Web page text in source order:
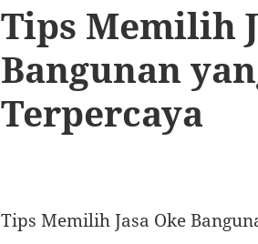
Tips Memilih
Bangunan
Terpercaya
Tips Memilih Jasa Oke